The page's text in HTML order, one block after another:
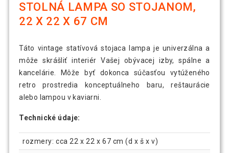
STOLNÁ LAMPA SO STOJANOM,
22 X 22 X 67 CM
Táto vintage statívová stojaca lampa je univerzálna a
môže skrášliť interiér Vašej obývacej izby, spálne a
kancelárie. Môže byť dokonca súčasťou vytúženého
retro prostredia konceptuálneho baru, reštaurácie
alebo lampou v kaviarni.
Technické údaje:
rozmery: cca 22 x 22 x 67 cm (d x š x v)